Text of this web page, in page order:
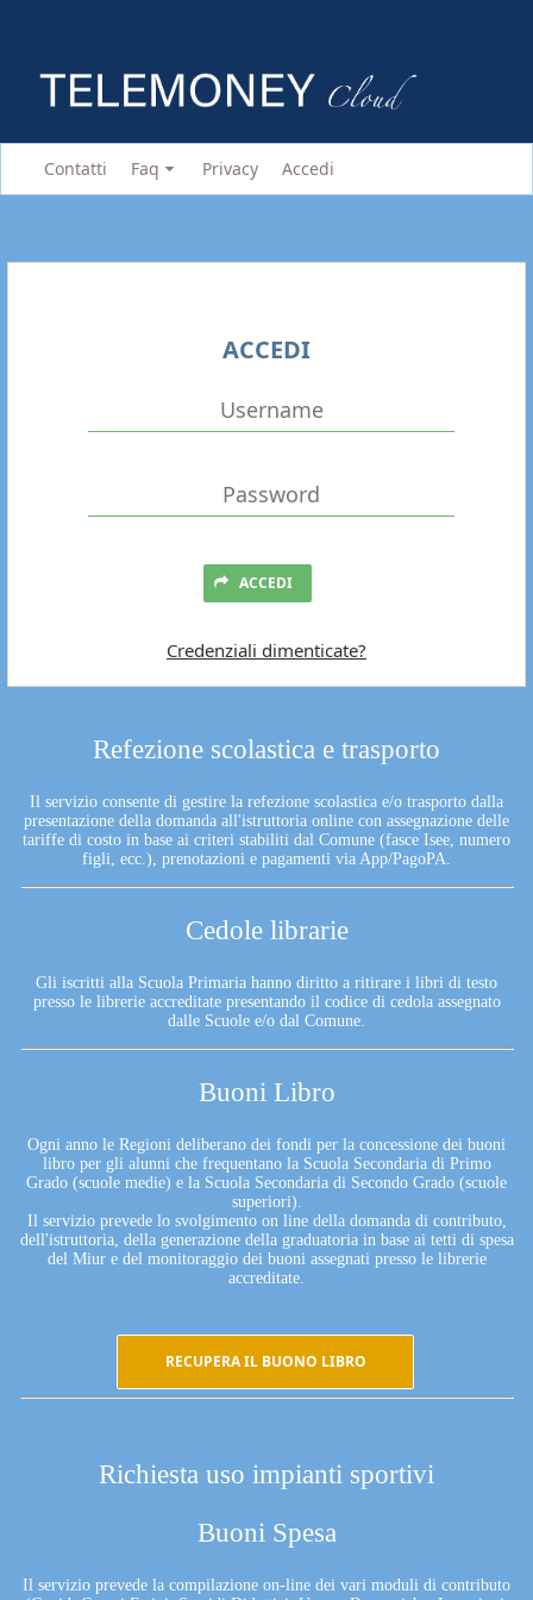
Contatti Faq Privacy Accedi
Refezione scolastica e trasporto
Il servizio consente di gestire la refezione scolastica e/o trasporto dalla
presentazione della domanda all'istruttoria online con assegnazione delle
tariffe di costo in base ai criteri stabiliti dal Comune (fasce Isee, numero
figli, ecc.), prenotazioni e pagamenti via App/PagoPA.
Cedole librarie
Gli iscritti alla Scuola Primaria hanno diritto a ritirare i libri di testo
presso le librerie accreditate presentando il codice di cedola assegnato
dalle Scuole e/o dal Comune.
Buoni Libro
Ogni anno le Regioni deliberano dei fondi per la concessione dei buoni
libro per gli alunni che frequentano la Scuola Secondaria di Primo
Grado (scuole medie) e la Scuola Secondaria di Secondo Grado (scuole
superiori).
Il servizio prevede lo svolgimento on line della domanda di contributo,
dell'istruttoria, della generazione della graduatoria in base ai tetti di spesa
del Miur e del monitoraggio dei buoni assegnati presso le librerie
accreditate.
RECUPERA IL BUONO LIBRO
Richiesta uso impianti sportivi
Buoni Spesa
Il servizio prevede la compilazione on-line dei vari moduli di contributo
ACCEDI
ACCEDI
Credenziali dimenticate?